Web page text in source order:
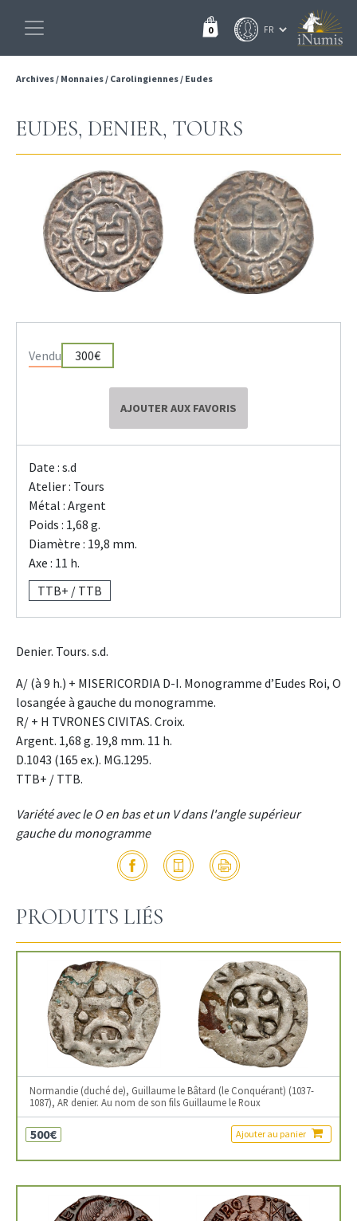
0
Archives/ Monnaies/ Carolingiennes/ Eudes
EUDES, DENIER, TOURS
Vendu 300€
AJOUTER AUX FAVORIS
Date : s.d
Atelier : Tours
Métal : Argent
Poids : 1,68 g.
Diamètre : 19,8 mm.
Axe : 11 h.
TTB+ / TTB
Denier. Tours. s.d.
A/ (à 9 h.) + MISERICORDIA D-I. Monogramme d’Eudes Roi, O
losangée à gauche du monogramme.
R/ + H TVRONES CIVITAS. Croix.
Argent. 1,68 g. 19,8 mm. 11 h.
D.1043 (165 ex.). MG.1295.
TTB+ / TTB.
Variété avec le O en bas et un V dans l'angle supérieur
gauche du monogramme
PRODUITS LIÉS
Normandie (duché de), Guillaume le Bâtard (le Conquérant) (1037-
1087), AR denier. Au nom de son fils Guillaume le Roux
500€ Ajouter au panier